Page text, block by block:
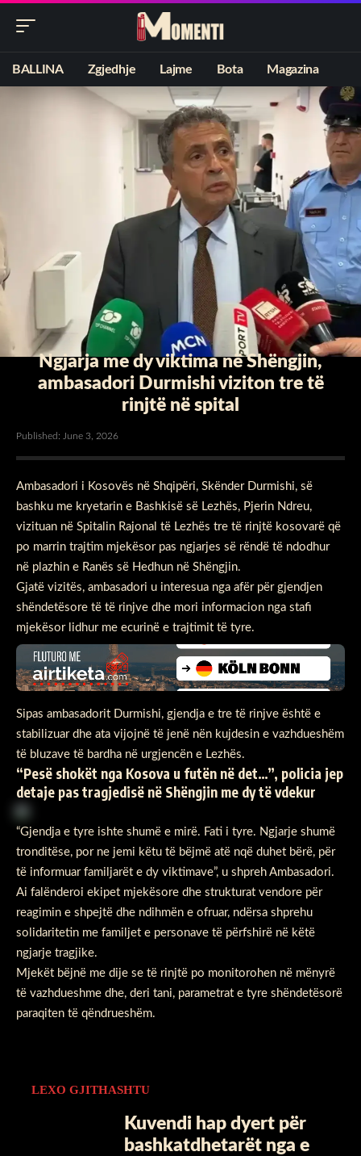
BALLINA Zgjedhje Lajme Bota Magazina
Ngjarja me dy viktima në Shëngjin,
ambasadori Durmishi viziton tre të
rinjtë në spital
Published: June 3, 2026
Ambasadori i Kosovës në Shqipëri, Skënder Durmishi, së
bashku me kryetarin e Bashkisë së Lezhës, Pjerin Ndreu,
vizituan në Spitalin Rajonal të Lezhës tre të rinjtë kosovarë që
po marrin trajtim mjekësor pas ngjarjes së rëndë të ndodhur
në plazhin e Ranës së Hedhun në Shëngjin.
Gjatë vizitës, ambasadori u interesua nga afër për gjendjen
shëndetësore të të rinjve dhe mori informacion nga stafi
mjekësor lidhur me ecurinë e trajtimit të tyre.
Sipas ambasadorit Durmishi, gjendja e tre të rinjve është e
stabilizuar dhe ata vijojnë të jenë nën kujdesin e vazhdueshëm
të bluzave të bardha në urgjencën e Lezhës.
“Pesë shokët nga Kosova u futën në det…”, policia jep
detaje pas tragjedisë në Shëngjin me dy të vdekur
“Gjendja e tyre ishte shumë e mirë. Fati i tyre. Ngjarje shumë
tronditëse, por ne jemi këtu të bëjmë atë nqë duhet bërë, për
të informuar familjarët e dy viktimave”, u shpreh Ambasadori.
Ai falënderoi ekipet mjekësore dhe strukturat vendore për
reagimin e shpejtë dhe ndihmën e ofruar, ndërsa shprehu
solidaritetin me familjet e personave të përfshirë në këtë
ngjarje tragjike.
Mjekët bëjnë me dije se të rinjtë po monitorohen në mënyrë
të vazhdueshme dhe, deri tani, parametrat e tyre shëndetësorë
paraqiten të qëndrueshëm.
LEXO GJITHASHTU
Kuvendi hap dyert për
bashkatdhetarët nga e